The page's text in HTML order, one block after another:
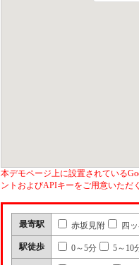
本デモページ上に設置されている
ントおよびAPIキーをご用意いただ
最寄駅 赤坂見附 四
駅徒歩 0～5分 5～10